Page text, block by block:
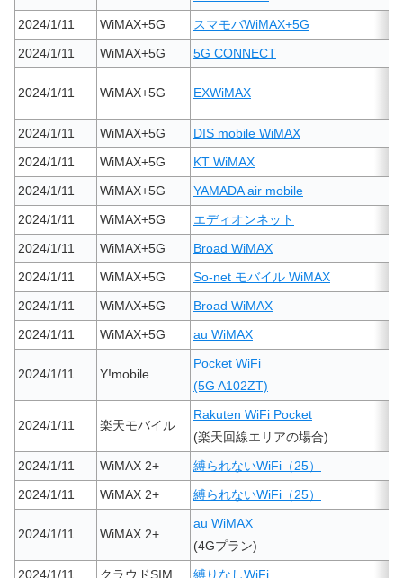
2024/1/11
WiMAX+5G
スマモバWiMAX+5G
2024/1/11
WiMAX+5G 5G CONNECT
2024/1/11 WiMAX+5G EXWiMAX
2024/1/11 WiMAX+5G
DIS mobile WiMAX
2024/1/11
WiMAX+5G
KT WiMAX
2024/1/11
WiMAX+5G
YAMADA air mobile
2024/1/11
WiMAX+5G
エディオンネット
2024/1/11
WiMAX+5G
Broad WiMAX
2024/1/11
WiMAX+5G
So-net モバイル WiMAX
2024/1/11
WiMAX+5G
Broad WiMAX
2024/1/11
WiMAX+5G au WiMAX
2024/1/11 Y!mobile
Pocket WiFi
(5G A102ZT)
2024/1/11 楽天モバイル
Rakuten WiFi Pocket
(楽天回線エリアの場合)
2024/1/11
WiMAX 2+
縛られないWiFi（25）
2024/1/11
WiMAX 2+ 縛られないWiFi（25）
2024/1/11 WiMAX 2+
au WiMAX
(4Gプラン)
2024/1/11
クラウドSIM 縛りなしWiFi